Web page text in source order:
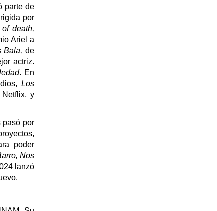
parte de
por
death,
Ariel a
Bala, de
actriz.
. En
Los
y
pasó por
poder
Nos
lanzó